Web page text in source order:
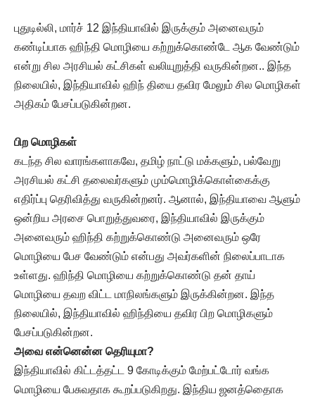
புதுடில்லி, மார்ச் 12 இந்தியாவில் இருக்கும் அனைவரும்
கண்டிப்பாக ஹிந்தி மொழியை கற்றுக்கொண்டே ஆக வேண்டும்
என்று சில அரசியல் கட்சிகள் வலியுறுத்தி வருகின்றன.. இந்த
நிலையில், இந்தியாவில் ஹிந் தியை தவிர மேலும் சில மொழிகள்
அதிகம் பேசப்படுகின்றன.
பிற மொழிகள்
கடந்த சில வாரங்களாகவே, தமிழ் நாட்டு மக்களும், பல்வேறு
அரசியல் கட்சி தலைவர்களும் மும்மொழிக்கொள்கைக்கு
எதிர்ப்பு தெரிவித்து வருகின்றனர். ஆனால், இந்தியாவை ஆளும்
ஒன்றிய அரசை பொறுத்துவரை, இந்தியாவில் இருக்கும்
அனைவரும் ஹிந்தி கற்றுக்கொண்டு அனைவரும் ஒரே
மொழியை பேச வேண்டும் என்பது அவர்களின் நிலைப்பாடாக
உள்ளது. ஹிந்தி மொழியை கற்றுக்கொண்டு தன் தாய்
மொழியை தவற விட்ட மாநிலங்களும் இருக்கின்றன. இந்த
நிலையில், இந்தியாவில் ஹிந்தியை தவிர பிற மொழிகளும்
பேசப்படுகின்றன.
அவை என்னென்ன தெரியுமா?
இந்தியாவில் கிட்டத்தட்ட 9 கோடிக்கும் மேற்பட்டோர் வங்க
மொழியை பேசுவதாக கூறப்படுகிறது. இந்திய ஜனத்தொைக